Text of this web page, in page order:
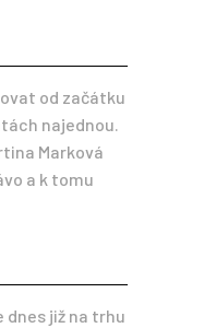
od začátku
najednou.
Marková
a k tomu
dnes již na trhu